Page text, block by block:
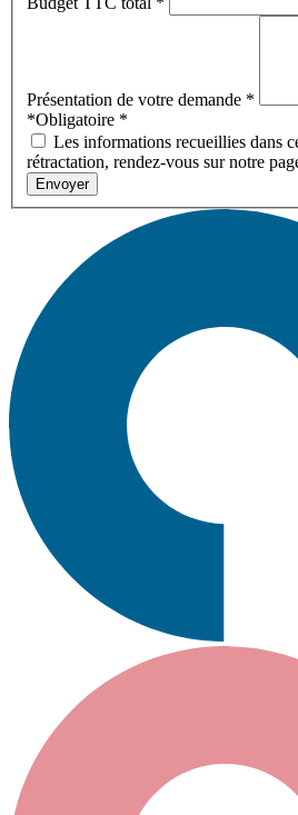
Présentation de votre demande *
*Obligatoire *
Les informations recueillies dans
rétractation, rendez-vous sur notre
Envoyer